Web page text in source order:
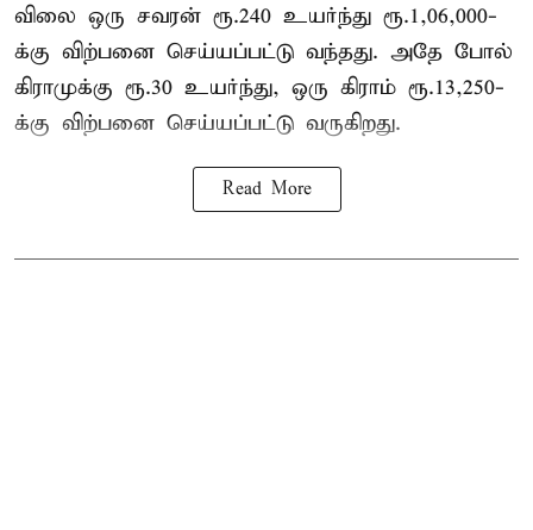
விலை ஒரு சவரன் ரூ.240 உயர்ந்து ரூ.1,06,000-
க்கு விற்பனை செய்யப்பட்டு வந்தது. அதே போல்
கிராமுக்கு ரூ.30 உயர்ந்து, ஒரு கிராம் ரூ.13,250-
க்கு விற்பனை செய்யப்பட்டு வருகிறது.
Read More